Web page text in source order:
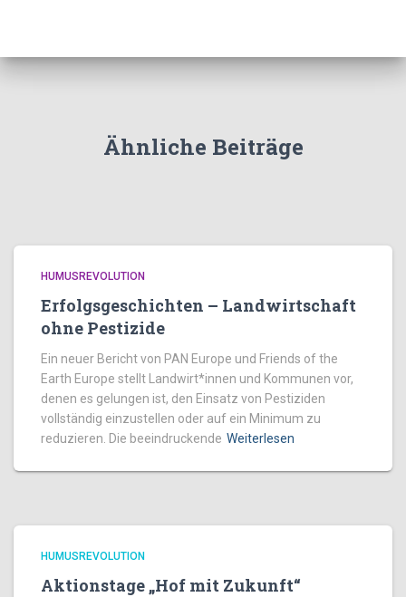
Ähnliche Beiträge
HUMUSREVOLUTION
Erfolgsgeschichten – Landwirtschaft
ohne Pestizide
Ein neuer Bericht von PAN Europe und Friends of the
Earth Europe stellt Landwirt*innen und Kommunen vor,
denen es gelungen ist, den Einsatz von Pestiziden
vollständig einzustellen oder auf ein Minimum zu
reduzieren. Die beeindruckende Weiterlesen
HUMUSREVOLUTION
Aktionstage „Hof mit Zukunft“